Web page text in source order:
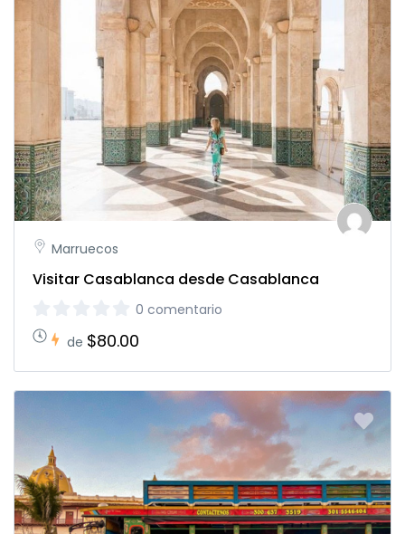
Marruecos
Visitar Casablanca desde Casablanca
0 comentario
de $80.00